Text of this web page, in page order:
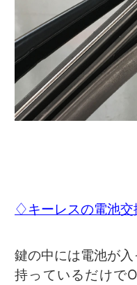
♢キーレスの電池交
鍵の中には電池が入
持っているだけで